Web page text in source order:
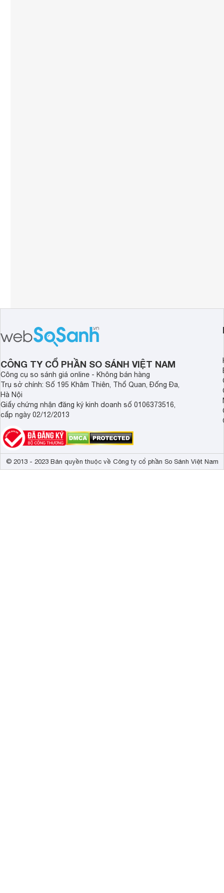
CÔNG TY CỔ PHẦN SO SÁNH VIỆT NAM
Công cụ so sánh giá online - Không bán hàng
Trụ sở chính: Số 195 Khâm Thiên, Thổ Quan, Đống Đa,
Hà Nội
Giấy chứng nhận đăng ký kinh doanh số 0106373516,
cấp ngày 02/12/2013
© 2013 - 2023 Bản quyền thuộc về Công ty cổ phần So Sánh Việt Nam